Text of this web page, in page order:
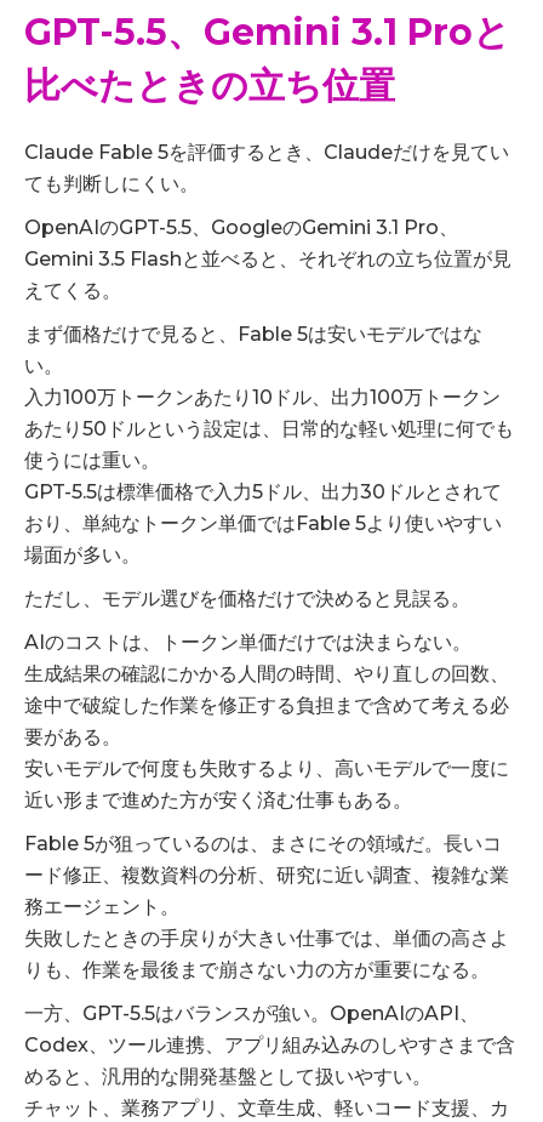
GPT-5.5、Gemini 3.1 Proと
比べたときの立ち位置
Claude Fable 5を評価するとき、Claudeだけを見てい
ても判断しにくい。
OpenAIのGPT-5.5、GoogleのGemini 3.1 Pro、
Gemini 3.5 Flashと並べると、それぞれの立ち位置が見
えてくる。
まず価格だけで見ると、Fable 5は安いモデルではな
い。
入力100万トークンあたり10ドル、出力100万トークン
あたり50ドルという設定は、日常的な軽い処理に何でも
使うには重い。
GPT-5.5は標準価格で入力5ドル、出力30ドルとされて
おり、単純なトークン単価ではFable 5より使いやすい
場面が多い。
ただし、モデル選びを価格だけで決めると見誤る。
AIのコストは、トークン単価だけでは決まらない。
生成結果の確認にかかる人間の時間、やり直しの回数、
途中で破綻した作業を修正する負担まで含めて考える必
要がある。
安いモデルで何度も失敗するより、高いモデルで一度に
近い形まで進めた方が安く済む仕事もある。
Fable 5が狙っているのは、まさにその領域だ。長いコ
ード修正、複数資料の分析、研究に近い調査、複雑な業
務エージェント。
失敗したときの手戻りが大きい仕事では、単価の高さよ
りも、作業を最後まで崩さない力の方が重要になる。
一方、GPT-5.5はバランスが強い。OpenAIのAPI、
Codex、ツール連携、アプリ組み込みのしやすさまで含
めると、汎用的な開発基盤として扱いやすい。
チャット、業務アプリ、文章生成、軽いコード支援、カ